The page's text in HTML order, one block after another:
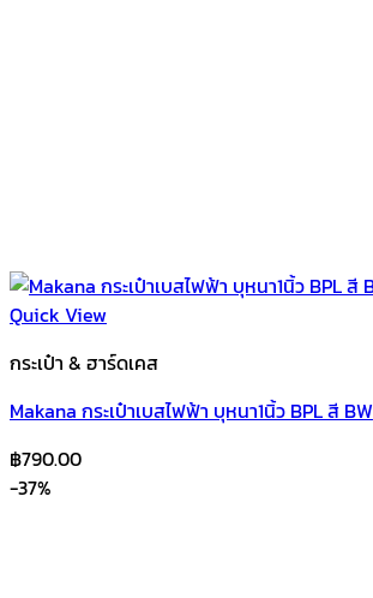
Quick View
กระเป๋า & ฮาร์ดเคส
Makana กระเป๋าเบสไฟฟ้า บุหนา1นิ้ว BPL สี BW
฿790.00
-37%